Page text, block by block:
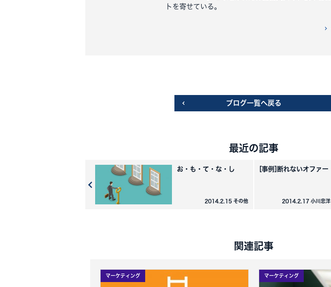
トを寄せている。
ブログ一覧へ戻る
最近の記事
お・も・て・な・し
2014.2.15 その他
[事例]断れないオファー
2014.2.17 小川忠洋
関連記事
マーケティング マーケティング